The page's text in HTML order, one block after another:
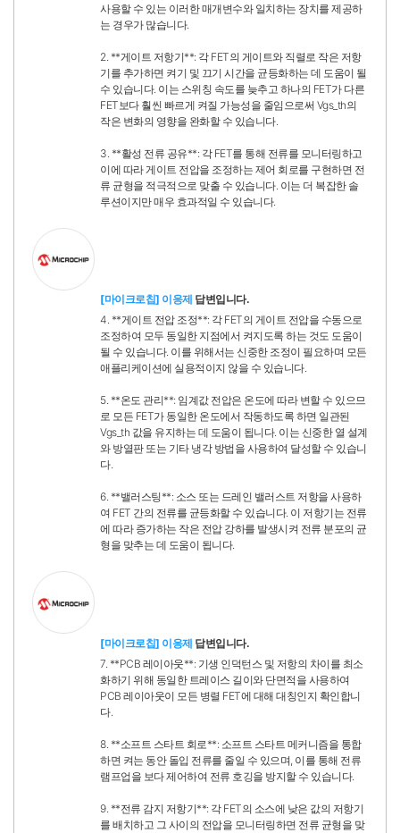
사용할 수 있는 이러한 매개변수와 일치하는 장치를 제공하
는 경우가 많습니다.
2. **게이트 저항기**: 각 FET의 게이트와 직렬로 작은 저항
기를 추가하면 켜기 및 끄기 시간을 균등화하는 데 도움이 될
수 있습니다. 이는 스위칭 속도를 늦추고 하나의 FET가 다른
FET보다 훨씬 빠르게 켜질 가능성을 줄임으로써 Vgs_th의
작은 변화의 영향을 완화할 수 있습니다.
3. **활성 전류 공유**: 각 FET를 통해 전류를 모니터링하고
이에 따라 게이트 전압을 조정하는 제어 회로를 구현하면 전
류 균형을 적극적으로 맞출 수 있습니다. 이는 더 복잡한 솔
루션이지만 매우 효과적일 수 있습니다.
[마이크로칩] 이응제 답변입니다.
4. **게이트 전압 조정**: 각 FET의 게이트 전압을 수동으로
조정하여 모두 동일한 지점에서 켜지도록 하는 것도 도움이
될 수 있습니다. 이를 위해서는 신중한 조정이 필요하며 모든
애플리케이션에 실용적이지 않을 수 있습니다.
5. **온도 관리**: 임계값 전압은 온도에 따라 변할 수 있으므
로 모든 FET가 동일한 온도에서 작동하도록 하면 일관된
Vgs_th 값을 유지하는 데 도움이 됩니다. 이는 신중한 열 설계
와 방열판 또는 기타 냉각 방법을 사용하여 달성할 수 있습니
다.
6. **밸러스팅**: 소스 또는 드레인 밸러스트 저항을 사용하
여 FET 간의 전류를 균등화할 수 있습니다. 이 저항기는 전류
에 따라 증가하는 작은 전압 강하를 발생시켜 전류 분포의 균
형을 맞추는 데 도움이 됩니다.
[마이크로칩] 이응제 답변입니다.
7. **PCB 레이아웃**: 기생 인덕턴스 및 저항의 차이를 최소
화하기 위해 동일한 트레이스 길이와 단면적을 사용하여
PCB 레이아웃이 모든 병렬 FET에 대해 대칭인지 확인합니
다.
8. **소프트 스타트 회로**: 소프트 스타트 메커니즘을 통합
하면 켜는 동안 돌입 전류를 줄일 수 있으며, 이를 통해 전류
램프업을 보다 제어하여 전류 호깅을 방지할 수 있습니다.
9. **전류 감지 저항기**: 각 FET의 소스에 낮은 값의 저항기
를 배치하고 그 사이의 전압을 모니터링하면 전류 균형을 맞